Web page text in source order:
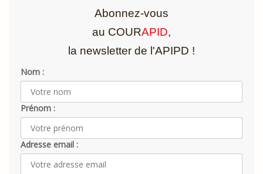
Abonnez-vous
au COURAPID,
la newsletter de l'APIPD !
Nom :
Prénom :
Adresse email :